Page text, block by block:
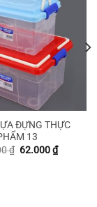
ĐỰNG THỰC
13
₫ Giá
62.000₫Giá
hiện